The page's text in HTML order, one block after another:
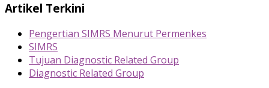
Artikel Terkini
Pengertian SIMRS Menurut Permenkes
SIMRS
Tujuan Diagnostic Related Group
Diagnostic Related Group